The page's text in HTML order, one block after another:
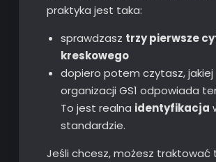
praktyka jest taka:
sprawdzasz trzy pierwsze
kreskowego
dopiero potem czytasz, jakiej
organizacji GS1 odpowiada
To jest realna identyfikacja
standardzie.
Jeśli chcesz, możesz traktować